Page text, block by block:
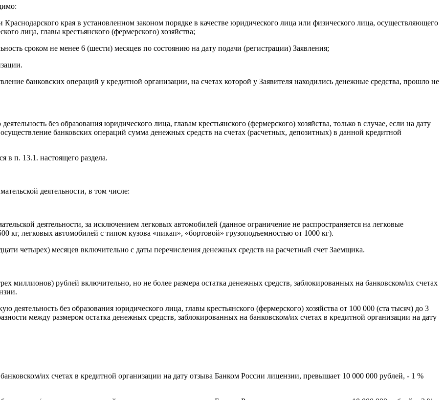
края в установленном законом порядке в качестве юридического лица или физического лица, осуществляющего
лица, главы крестьянского (фермерского) хозяйства;
сроком не менее 6 (шести) месяцев по состоянию на дату подачи (регистрации) Заявления;
банковских операций у кредитной организации, на счетах которой у Заявителя находились денежные средства, прошло не
без образования юридического лица, главам крестьянского (фермерского) хозяйства, только в случае, если на дату
банковских операций сумма денежных средств на счетах (расчетных, депозитных) в данной кредитной
п. 13.1. настоящего раздела.
деятельности, в том числе:
деятельности, за исключением легковых автомобилей (данное ограничение не распространяется на легковые
кг, легковых автомобилей с типом кузова «пикап», «бортовой» грузоподъемностью от 1000 кг).
четырех) месяцев включительно с даты перечисления денежных средств на расчетный счет Заемщика.
миллионов) рублей включительно, но не более размера остатка денежных средств, заблокированных на банковском/их счетах
деятельность без образования юридического лица, главы крестьянского (фермерского) хозяйства от 100 000 (ста тысяч) до 3
между размером остатка денежных средств, заблокированных на банковском/их счетах в кредитной организации на дату
их счетах в кредитной организации на дату отзыва Банком России лицензии, превышает 10 000 000 рублей, - 1 %